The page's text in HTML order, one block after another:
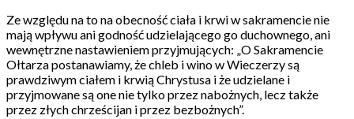
Ze względu na to na obecność ciała i krwi w sakramencie nie
mają wpływu ani godność udzielającego go duchownego, ani
wewnętrzne nastawieniem przyjmujących: „O Sakramencie
Ołtarza postanawiamy, że chleb i wino w Wieczerzy są
prawdziwym ciałem i krwią Chrystusa i że udzielane i
przyjmowane są one nie tylko przez nabożnych, lecz także
przez złych chrześcijan i przez bezbożnych”.